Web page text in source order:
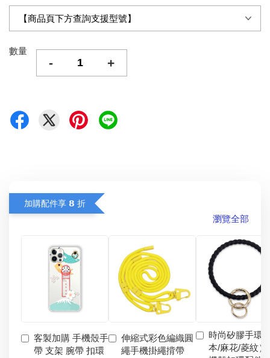
數量
- +
加購配件享 𝟴 折
瀏覽全部
客製加購 手機殼手
帶 支架 腕帶 扣環
伸縮式彩色編織圓
繩手機掛繩揹帶
時尚矽膠手環
本/麻花/菱紋）